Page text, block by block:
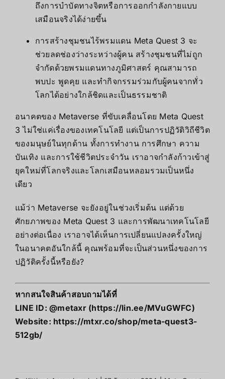
ถึงการบำบัดทางจิตหรือการออกกำลังกายแบบ
เสมือนจริงได้ง่ายขึ้น
การสร้างชุมชนไร้พรมแดน Meta Quest 3 จะ
ช่วยลดช่องว่างระหว่างผู้คน สร้างชุมชนที่ไม่ถูก
จำกัดด้วยพรมแดนทางภูมิศาสตร์ คุณสามารถ
พบปะ พูดคุย และทำกิจกรรมร่วมกับผู้คนจากทั่ว
โลกได้อย่างใกล้ชิดและเป็นธรรมชาติ
อนาคตของ Metaverse ที่ขับเคลื่อนโดย Meta Quest
3 ไม่ใช่แค่เรื่องของเทคโนโลยี แต่เป็นการปฏิวัติวิถีชีวิต
ของมนุษย์ในทุกด้าน ทั้งการทำงาน การศึกษา ความ
บันเทิง และการใช้ชีวิตประจำวัน เราอาจกำลังก้าวเข้าสู่
ยุคใหม่ที่โลกจริงและโลกเสมือนหลอมรวมเป็นหนึ่ง
เดียว
แม้ว่า Metaverse จะยังอยู่ในช่วงเริ่มต้น แต่ด้วย
ศักยภาพของ Meta Quest 3 และการพัฒนาเทคโนโลยี
อย่างต่อเนื่อง เราอาจได้เห็นการเปลี่ยนแปลงครั้งใหญ่
ในอนาคตอันใกล้นี้ คุณพร้อมที่จะเป็นส่วนหนึ่งของการ
ปฏิวัติครั้งนี้หรือยัง?
หากสนใจสินค้าสอบถามได้ที่
LINE ID: @metaxr (https://lin.ee/MVuGWFC)
Website: https://mtxr.co/shop/meta-quest3-
512gb/